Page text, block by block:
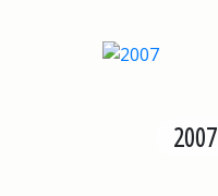
2007